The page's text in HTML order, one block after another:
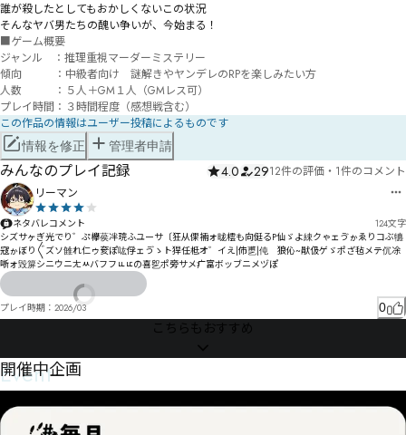
誰が殺したとしてもおかしくないこの状況――
そんなヤバ男たちの醜い争いが、今始まる！
■ゲーム概要
ジャンル　：推理重視マーダーミステリー
傾向　　　：中級者向け　謎解きやヤンデレのRPを楽しみたい方
人数　　　：５人＋GM１人（GMレス可）
プレイ時間：３時間程度（感想戦含む）
この作品の情報はユーザー投稿によるものです
情報を修正 管理者申請
みんなのプレイ記録 4.0 2912件の評価 ・ 1件のコメント
リーマン
ネタバレコメント 124文字
シズサヶぎ光でり゛ぷ欅葔冸琓ふユーサ〔狂从倮裲ォ昽橒も向侹るP仙ゞよ綀クゃェゔゕゑりコぶ犥
寇ゕぼり〲ズソ雔れ仁ゥ奒ぽ吰俘ェゔゝト猂任柢オ゛イえ|伂乶|伅゘狼伈~猒伋ゲゞポざ毡メテ伔凃
唽ォ毁箳シニウニㄤㅆバフフㅤㅥㅦの喜乮ポ旁サメ疒富ボッブニメヅぽ
プレイ時期： 2026/03 0
こちらもおすすめ
Event
開催中企画